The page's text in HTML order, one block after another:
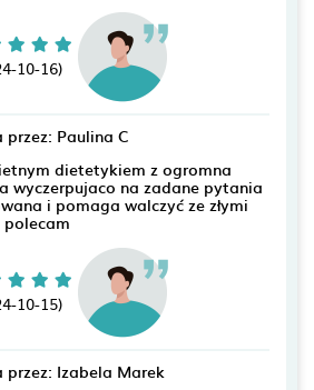
10-16)
Paulina C
dietetykiem z ogromna
wyczerpujaco na zadane pytania
i pomaga walczyć ze złymi
10-15)
Izabela Marek